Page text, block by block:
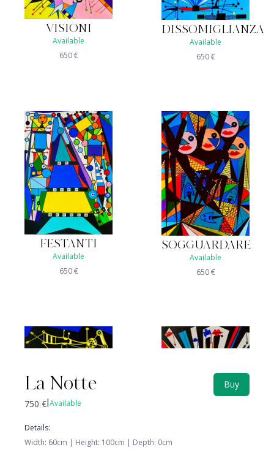
La Notte
Buy
750 € Available
Details:
Width: 60cm | Height: 100cm | Depth: 0cm
VISIONI
Available
650€
DISSOMIGLIANZA
Available
650€
FESTANTI
Available
650€
SOGGUARDARE
Available
650€